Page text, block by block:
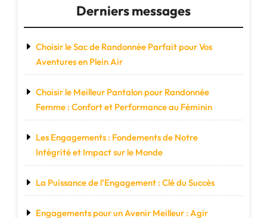
Derniers messages
Choisir le Sac de Randonnée Parfait pour Vos
Aventures en Plein Air
Choisir le Meilleur Pantalon pour Randonnée
Femme : Confort et Performance au Féminin
Les Engagements : Fondements de Notre
Intégrité et Impact sur le Monde
La Puissance de l’Engagement : Clé du Succès
Engagements pour un Avenir Meilleur : Agir